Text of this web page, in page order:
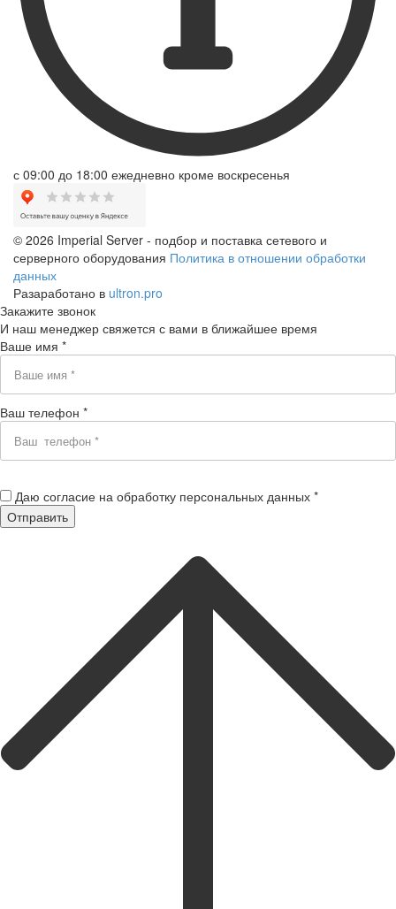
с 09:00 до 18:00 ежедневно кроме воскресенья
© 2026 Imperial Server - подбор и поставка сетевого и
серверного оборудования Политика в отношении обработки
данных
Разаработано в ultron.pro
Закажите звонок
И наш менеджер свяжется с вами в ближайшее время
Ваше имя *
Ваш телефон *
Даю согласие на обработку персональных данных *